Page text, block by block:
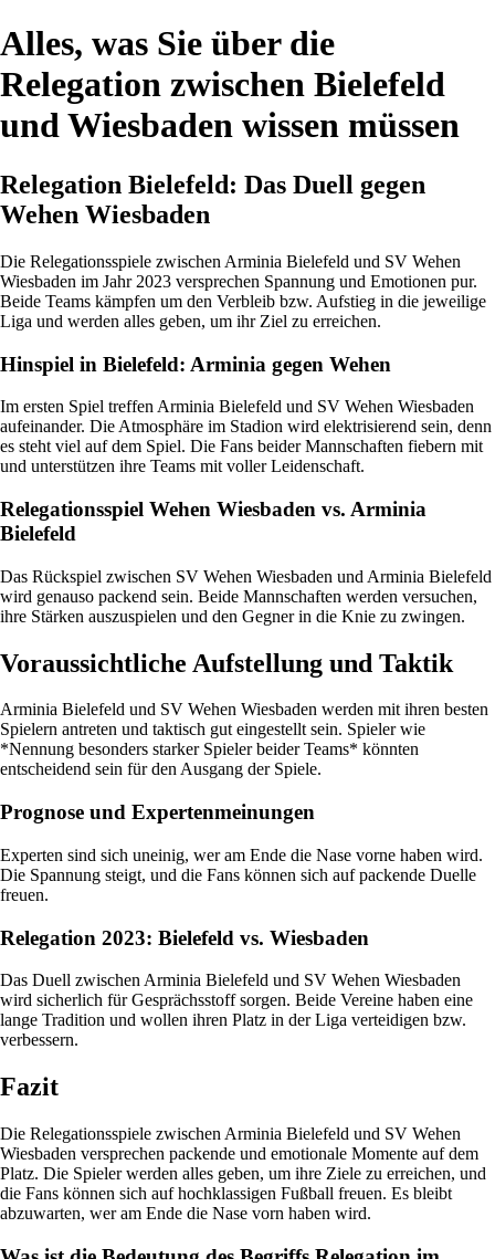
Alles, was Sie über die
Relegation zwischen Bielefeld
und Wiesbaden wissen müssen
Relegation Bielefeld: Das Duell gegen
Wehen Wiesbaden
Die Relegationsspiele zwischen Arminia Bielefeld und SV Wehen
Wiesbaden im Jahr 2023 versprechen Spannung und Emotionen pur.
Beide Teams kämpfen um den Verbleib bzw. Aufstieg in die jeweilige
Liga und werden alles geben, um ihr Ziel zu erreichen.
Hinspiel in Bielefeld: Arminia gegen Wehen
Im ersten Spiel treffen Arminia Bielefeld und SV Wehen Wiesbaden
aufeinander. Die Atmosphäre im Stadion wird elektrisierend sein, denn
es steht viel auf dem Spiel. Die Fans beider Mannschaften fiebern mit
und unterstützen ihre Teams mit voller Leidenschaft.
Relegationsspiel Wehen Wiesbaden vs. Arminia
Bielefeld
Das Rückspiel zwischen SV Wehen Wiesbaden und Arminia Bielefeld
wird genauso packend sein. Beide Mannschaften werden versuchen,
ihre Stärken auszuspielen und den Gegner in die Knie zu zwingen.
Voraussichtliche Aufstellung und Taktik
Arminia Bielefeld und SV Wehen Wiesbaden werden mit ihren besten
Spielern antreten und taktisch gut eingestellt sein. Spieler wie
*Nennung besonders starker Spieler beider Teams* könnten
entscheidend sein für den Ausgang der Spiele.
Prognose und Expertenmeinungen
Experten sind sich uneinig, wer am Ende die Nase vorne haben wird.
Die Spannung steigt, und die Fans können sich auf packende Duelle
freuen.
Relegation 2023: Bielefeld vs. Wiesbaden
Das Duell zwischen Arminia Bielefeld und SV Wehen Wiesbaden
wird sicherlich für Gesprächsstoff sorgen. Beide Vereine haben eine
lange Tradition und wollen ihren Platz in der Liga verteidigen bzw.
verbessern.
Fazit
Die Relegationsspiele zwischen Arminia Bielefeld und SV Wehen
Wiesbaden versprechen packende und emotionale Momente auf dem
Platz. Die Spieler werden alles geben, um ihre Ziele zu erreichen, und
die Fans können sich auf hochklassigen Fußball freuen. Es bleibt
abzuwarten, wer am Ende die Nase vorn haben wird.